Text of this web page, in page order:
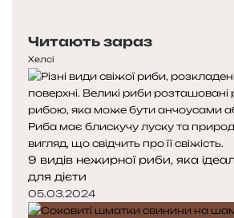
Читають зараз
Хелсі
9 видів нежирної риби, яка
для дієти
05.03.2024